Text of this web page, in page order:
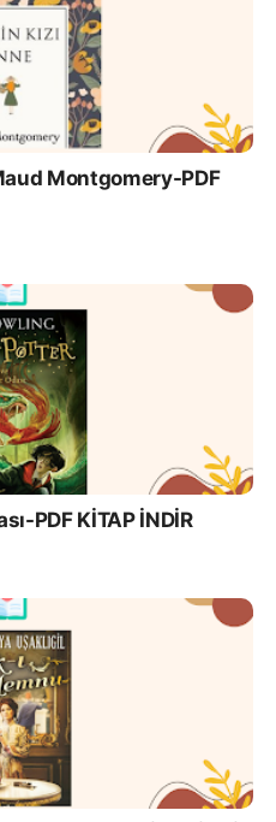
Montgomery-PDF
PDF KİTAP İNDİR